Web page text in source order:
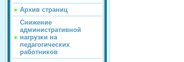
Архив страниц
Снижение
административной
нагрузки на
педагогических
работников